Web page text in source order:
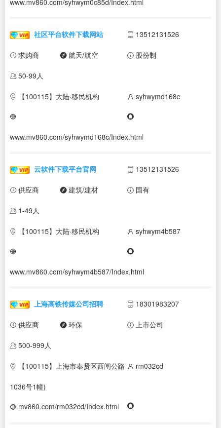
社区平台软件下载网站 13512131526
求购商 航天/航空 股份制
50-99人
【100115】大陆·移民机构 syhwymd168c
www.mv860.com/syhwymd168c/Index.html
云软件下载平台官网 13512131526
供应商 建筑/建材 国有
1-49人
【100115】大陆·移民机构 syhwym4b587
www.mv860.com/syhwym4b587/Index.html
上海高铁传媒公司招聘 18301983207
供应商 环保 上市公司
500-999人
【100115】上海市奉贤区西闸公路
1036号1幢)
rm032cd
mv860.com/rm032cd/Index.html